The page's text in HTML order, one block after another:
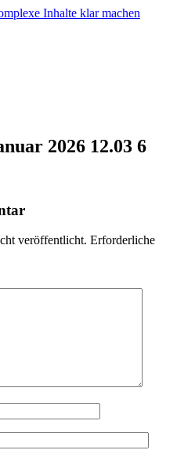
2026 12.03 6
veröffentlicht. Erforderliche